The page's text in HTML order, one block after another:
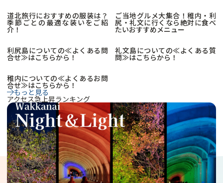
道北旅行におすすめの服装は？
季節ごとの最適な装いをご紹
介！
ご当地グルメ大集合！稚内・利
尻・礼文に行くなら絶対に食べ
たいおすすめメニュー
利尻島についての≪よくある問
合せ≫はこちらから！
礼文島についての≪よくある質
問≫はこちらから！
稚内についての≪よくあるお問
合せ≫はこちらから！
もっと見る
アクセス急上昇ランキング
https://www.north-hokkaido.com/event/detail_1403.html